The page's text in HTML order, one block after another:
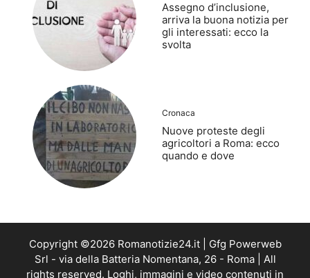
Assegno d’inclusione,
arriva la buona notizia per
gli interessati: ecco la
svolta
Cronaca
Nuove proteste degli
agricoltori a Roma: ecco
quando e dove
Copyright ©2026 Romanotizie24.it | Gfg Powerweb
Srl - via della Batteria Nomentana, 26 - Roma | All
rights reserved. Loghi, immagini e video contenuti in